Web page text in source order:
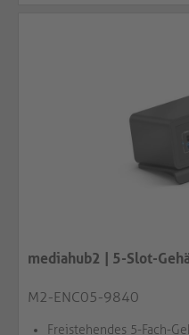
mediahub2 | 5-Slot-
M2-ENC05-9840
Freistehendes 5-Fach-